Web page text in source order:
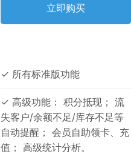
立即购买
✓ 所有标准版功能
✓ 高级功能： 积分抵现； 流
失客户/余额不足/库存不足等
自动提醒； 会员自助领卡、充
值； 高级统计分析。